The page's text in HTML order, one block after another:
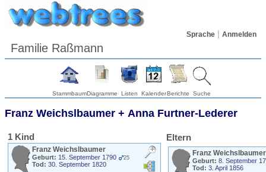
Sprache Anmelden
Familie Raßmann
StammbaumDiagramme Listen KalenderBerichte Suche
Franz Weichslbaumer + Anna Furtner-Lederer
1 Kind
Franz Weichslbaumer
Geburt: 15. September 1790 25
Tod: 30. September 1820
Eltern
Franz Weichslbaumer
Geburt: 8. September
Tod: 3. April 1856